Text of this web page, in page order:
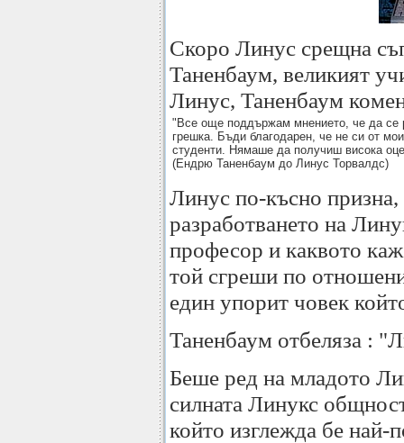
Скоро Линус срещна
Таненбаум, великият
Линус, Таненбаум
"Все още поддържам мнението, че да се
грешка. Бъди благодарен, че не си от
студенти. Нямаше да получиш висока
(Ендрю Таненбаум до Линус Торвалдс)
Линус по-късно
разработването на
професор и каквото
той сгреши по
един упорит човек
Таненбаум отбеляза :
Беше ред на младото
силната Линукс
който изглежда бе най-